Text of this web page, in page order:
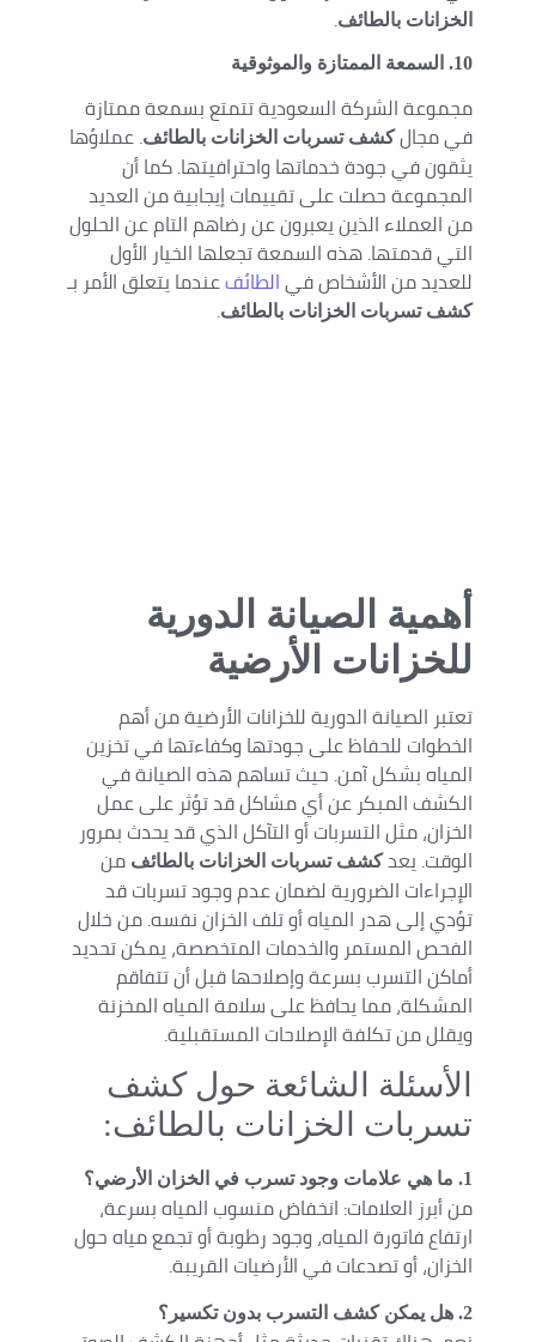
الخزانات بالطائف.
10. السمعة الممتازة والموثوقية
مجموعة الشركة السعودية تتمتع بسمعة ممتازة
في مجالكشف تسربات الخزانات بالطائف. عملاؤها
يثقون في جودة خدماتها واحترافيتها. كما أن
المجموعة حصلت على تقييمات إيجابية من العديد
من العملاء الذين يعبرون عن رضاهم التام عن الحلول
التي قدمتها. هذه السمعة تجعلها الخيار الأول
للعديد من الأشخاص فيالطائفعندما يتعلق الأمر بـ
كشف تسربات الخزانات بالطائف.
أهمية الصيانة الدورية
للخزانات الأرضية
تعتبر الصيانة الدورية للخزانات الأرضية من أهم
الخطوات للحفاظ على جودتها وكفاءتها في تخزين
المياه بشكل آمن. حيث تساهم هذه الصيانة في
الكشف المبكر عن أي مشاكل قد تؤثر على عمل
الخزان، مثل التسربات أو التآكل الذي قد يحدث بمرور
الوقت. يعدكشف تسربات الخزانات بالطائف من
الإجراءات الضرورية لضمان عدم وجود تسربات قد
تؤدي إلى هدر المياه أو تلف الخزان نفسه. من خلال
الفحص المستمر والخدمات المتخصصة، يمكن تحديد
أماكن التسرب بسرعة وإصلاحها قبل أن تتفاقم
المشكلة، مما يحافظ على سلامة المياه المخزنة
ويقلل من تكلفة الإصلاحات المستقبلية.
الأسئلة الشائعة حول كشف
تسربات الخزانات بالطائف:
1. ما هي علامات وجود تسرب في الخزان الأرضي؟
من أبرز العلامات: انخفاض منسوب المياه بسرعة،
ارتفاع فاتورة المياه، وجود رطوبة أو تجمع مياه حول
الخزان، أو تصدعات في الأرضيات القريبة.
2. هل يمكن كشف التسرب بدون تكسير؟